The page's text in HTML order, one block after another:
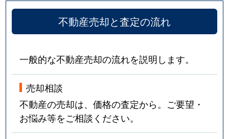
不動産売却と査定の流れ
一般的な不動産売却の流れを説明します。
売却相談
不動産の売却は、価格の査定から。ご要望・
お悩み等をご相談ください。